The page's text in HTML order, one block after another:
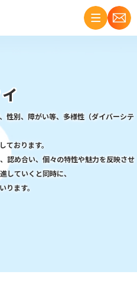
性別、障がい等、多様性（ダイバーシテ
ております。
認め合い、個々の特性や魅力を反映させ
していくと同時に、
ります。